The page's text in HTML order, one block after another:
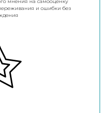
и ошибки без